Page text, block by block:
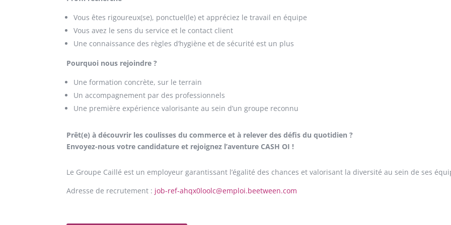
Vous êtes rigoureux(se), ponctuel(le) et appréciez le travail en équipe
Vous avez le sens du service et le contact client
Une connaissance des règles d’hygiène et de sécurité est un plus
Pourquoi nous rejoindre ?
Une formation concrète, sur le terrain
Un accompagnement par des professionnels
Une première expérience valorisante au sein d’un groupe reconnu
Prêt(e) à découvrir les coulisses du commerce et à relever des défis du quotidien ?
Envoyez-nous votre candidature et rejoignez l’aventure CASH OI !
Le Groupe Caillé est un employeur garantissant l’égalité des chances et valorisant la diversité au sein de ses
Adresse de recrutement : job-ref-ahqx0loolc@emploi.beetween.com